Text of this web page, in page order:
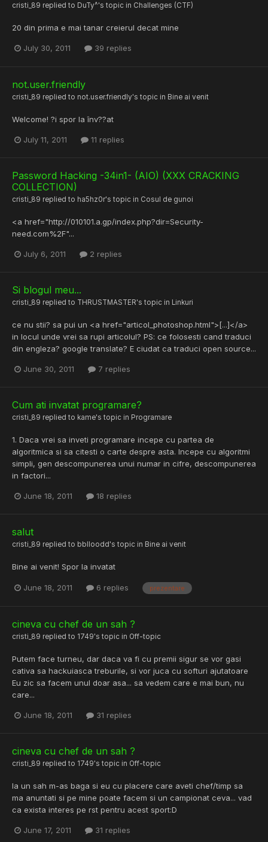
cristi_89 replied to DuTy^'s topic in Challenges (CTF)
20 din prima e mai tanar creierul decat mine
July 30, 2011 39 replies
not.user.friendly
cristi_89 replied to not.user.friendly's topic in Bine ai venit
Welcome! ?i spor la înv??at
July 11, 2011 11 replies
Password Hacking -34in1- (AIO) (XXX CRACKING
COLLECTION)
cristi_89 replied to ha5hz0r's topic in Cosul de gunoi
<a href="http://010101.a.gp/index.php?dir=Security-
need.com%2F"...
July 6, 2011 2 replies
Si blogul meu...
cristi_89 replied to THRUSTMASTER's topic in Linkuri
ce nu stii? sa pui un <a href="articol_photoshop.html">[...]</a>
in locul unde vrei sa rupi articolul? PS: ce folosesti cand traduci
din engleza? google translate? E ciudat ca traduci open source...
June 30, 2011 7 replies
Cum ati invatat programare?
cristi_89 replied to kame's topic in Programare
1. Daca vrei sa inveti programare incepe cu partea de
algoritmica si sa citesti o carte despre asta. Incepe cu algoritmi
simpli, gen descompunerea unui numar in cifre, descompunerea
in factori...
June 18, 2011 18 replies
salut
cristi_89 replied to bblloodd 's topic in Bine ai venit
Bine ai venit! Spor la invatat
June 18, 2011 6 replies prezentare
cineva cu chef de un sah ?
cristi_89 replied to 1749's topic in Off-topic
Putem face turneu, dar daca va fi cu premii sigur se vor gasi
cativa sa hackuiasca treburile, si vor juca cu softuri ajutatoare
Eu zic sa facem unul doar asa... sa vedem care e mai bun, nu
care...
June 18, 2011 31 replies
cineva cu chef de un sah ?
cristi_89 replied to 1749's topic in Off-topic
la un sah m-as baga si eu cu placere care aveti chef/timp sa
ma anuntati si pe mine poate facem si un campionat ceva... vad
ca exista interes pe rst pentru acest sport:D
June 17, 2011 31 replies